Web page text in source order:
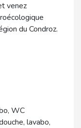
venez
du Condroz.
WC
lavabo,